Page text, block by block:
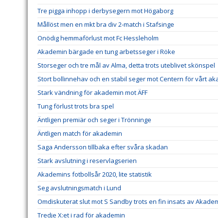
Tre pigga inhopp i derbysegern mot Högaborg
Mållöst men en mkt bra div 2-match i Stafsinge
Onödig hemmaförlust mot Fc Hessleholm
Akademin bärgade en tung arbetsseger i Röke
Storseger och tre mål av Alma, detta trots uteblivet skönspel
Stort bollinnehav och en stabil seger mot Centern för vårt
Stark vändning för akademin mot ÄFF
Tung förlust trots bra spel
Äntligen premiär och seger i Trönninge
Äntligen match för akademin
Saga Andersson tillbaka efter svåra skadan
Stark avslutning i reservlagserien
Akademins fotbollsår 2020, lite statistik
Seg avslutningsmatch i Lund
Omdiskuterat slut mot S Sandby trots en fin insats av
Tredje X:et i rad för akademin